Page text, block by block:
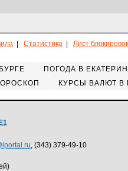
Статистика Лист блокировок
ПОГОДА В
КУРСЫ ВАЛЮТ В
, (343) 379-49-10